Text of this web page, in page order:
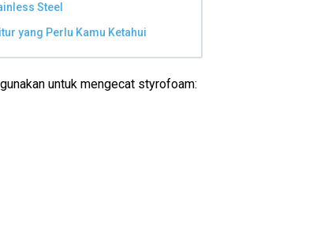
Steel
yang Perlu Kamu Ketahui
untuk mengecat styrofoam: